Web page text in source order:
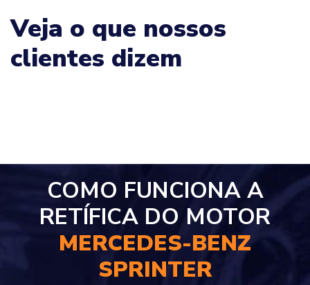
Veja o que nossos
clientes dizem
COMO FUNCIONA A
RETÍFICA DO MOTOR
MERCEDES-BENZ
SPRINTER